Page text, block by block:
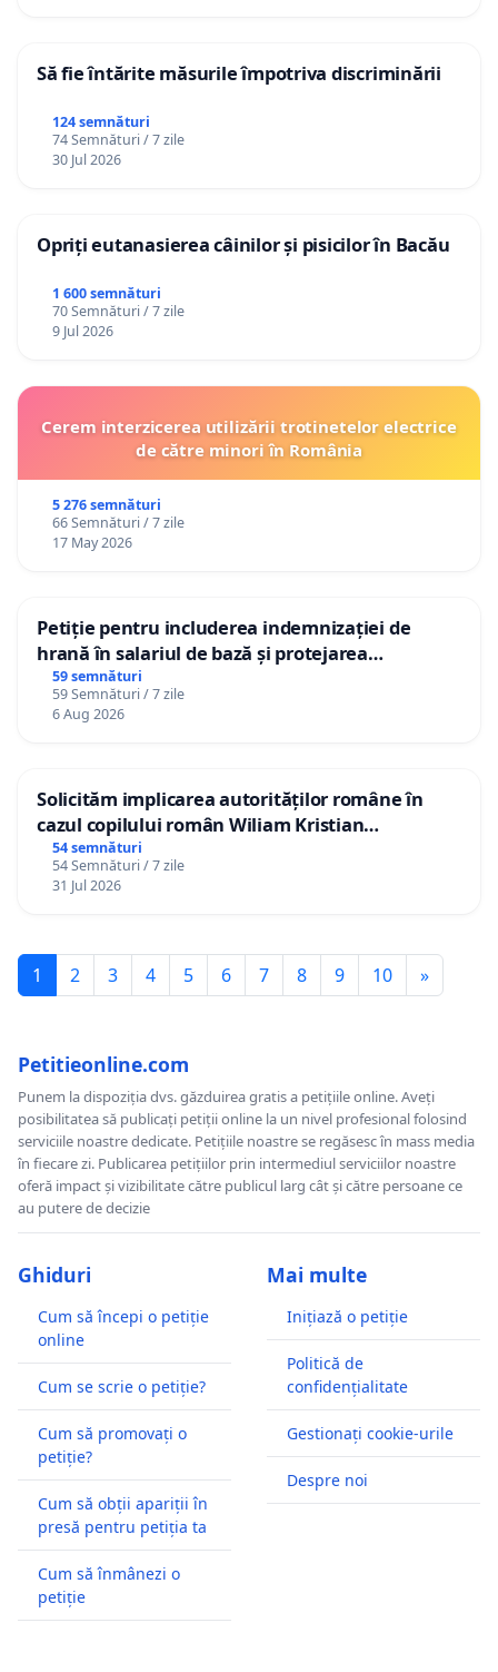
Să fie întărite măsurile împotriva discriminării
124 semnături
74 Semnături / 7 zile
30 Jul 2026
Opriți eutanasierea câinilor și pisicilor în Bacău
1 600 semnături
70 Semnături / 7 zile
9 Jul 2026
Cerem interzicerea utilizării trotinetelor electrice
de către minori în România
5 276 semnături
66 Semnături / 7 zile
17 May 2026
Petiție pentru includerea indemnizației de
hrană în salariul de bază și protejarea
gradațiilor de vechime pentru asistenții
personali
59 semnături
59 Semnături / 7 zile
6 Aug 2026
Solicităm implicarea autorităților române în
cazul copilului român Wiliam Kristian
Gheorghe, aflat în plasament în Danemarca de
12 ani
54 semnături
54 Semnături / 7 zile
31 Jul 2026
1 2 3 4 5 6 7 8 9 10 »
Petitieonline.com
Punem la dispoziția dvs. găzduirea gratis a petițiile online. Aveți
posibilitatea să publicați petiții online la un nivel profesional folosind
serviciile noastre dedicate. Petițiile noastre se regăsesc în mass media
în fiecare zi. Publicarea petițiilor prin intermediul serviciilor noastre
oferă impact și vizibilitate către publicul larg cât și către persoane ce
au putere de decizie
Ghiduri
Cum să începi o petiție
online
Cum se scrie o petiție?
Cum să promovați o
petiție?
Cum să obții apariții în
presă pentru petiția ta
Cum să înmânezi o
petiție
Mai multe
Inițiază o petiție
Politică de
confidențialitate
Gestionați cookie-urile
Despre noi